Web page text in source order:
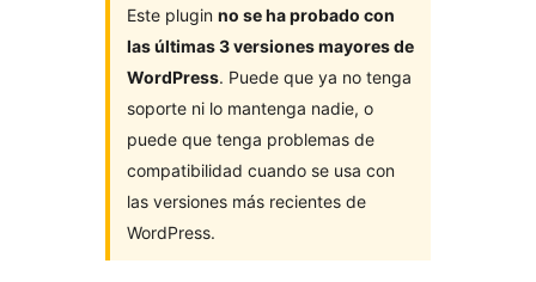
Este plugin no se ha probado con
las últimas 3 versiones mayores de
WordPress. Puede que ya no tenga
soporte ni lo mantenga nadie, o
puede que tenga problemas de
compatibilidad cuando se usa con
las versiones más recientes de
WordPress.